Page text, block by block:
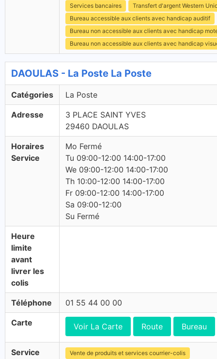
Services bancaires
Transfert d'argent Western
Bureau accessible aux clients avec handicap auditif
Bureau non accessible aux clients avec handicap
Bureau non accessible aux clients avec handicap
DAOULAS - La Poste La Poste
Catégories La Poste
Adresse
3 PLACE SAINT YVES
29460 DAOULAS
Horaires
Service
Mo Fermé
Tu 09:00-12:00 14:00-17:00
We 09:00-12:00 14:00-17:00
Th 10:00-12:00 14:00-17:00
Fr 09:00-12:00 14:00-17:00
Sa 09:00-12:00
Su Fermé
Heure
limite
avant
livrer les
colis
Téléphone 01 55 44 00 00
Carte Voir La Carte Route Bureau
Service Vente de produits et services courrier-colis